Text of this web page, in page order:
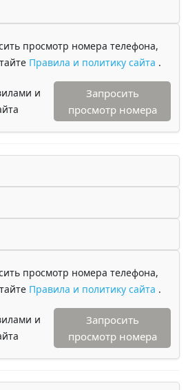
просмотр номера телефона,
Правила и политику сайта .
и
Запросить
просмотр номера
просмотр номера телефона,
Правила и политику сайта .
и
Запросить
просмотр номера